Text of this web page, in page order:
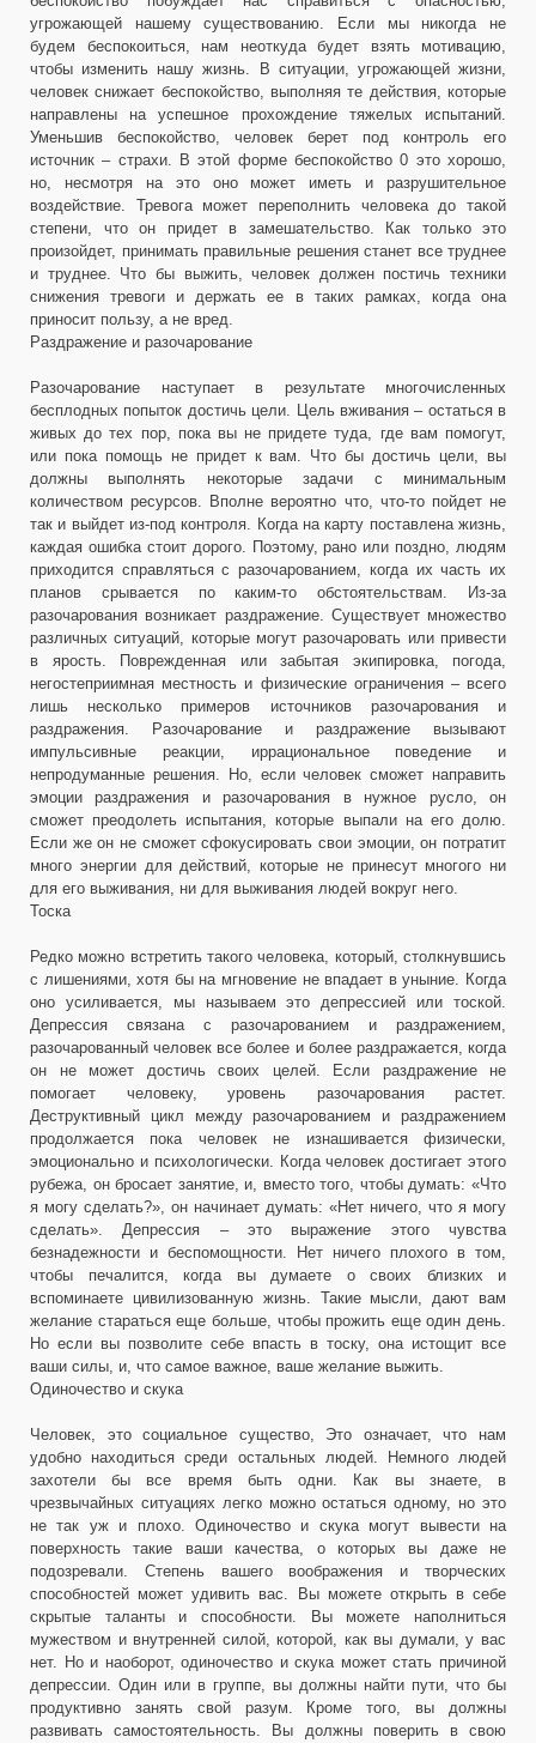
угрожающей нашему существованию. Если мы никогда не
будем беспокоиться, нам неоткуда будет взять мотивацию,
чтобы изменить нашу жизнь. В ситуации, угрожающей жизни,
человек снижает беспокойство, выполняя те действия, которые
направлены на успешное прохождение тяжелых испытаний.
Уменьшив беспокойство, человек берет под контроль его
источник – страхи. В этой форме беспокойство 0 это хорошо,
но, несмотря на это оно может иметь и разрушительное
воздействие. Тревога может переполнить человека до такой
степени, что он придет в замешательство. Как только это
произойдет, принимать правильные решения станет все труднее
и труднее. Что бы выжить, человек должен постичь техники
снижения тревоги и держать ее в таких рамках, когда она
приносит пользу, а не вред.
Раздражение и разочарование
Разочарование наступает в результате многочисленных
бесплодных попыток достичь цели. Цель вживания – остаться в
живых до тех пор, пока вы не придете туда, где вам помогут,
или пока помощь не придет к вам. Что бы достичь цели, вы
должны выполнять некоторые задачи с минимальным
количеством ресурсов. Вполне вероятно что, что-то пойдет не
так и выйдет из-под контроля. Когда на карту поставлена жизнь,
каждая ошибка стоит дорого. Поэтому, рано или поздно, людям
приходится справляться с разочарованием, когда их часть их
планов срывается по каким-то обстоятельствам. Из-за
разочарования возникает раздражение. Существует множество
различных ситуаций, которые могут разочаровать или привести
в ярость. Поврежденная или забытая экипировка, погода,
негостеприимная местность и физические ограничения – всего
лишь несколько примеров источников разочарования и
раздражения. Разочарование и раздражение вызывают
импульсивные реакции, иррациональное поведение и
непродуманные решения. Но, если человек сможет направить
эмоции раздражения и разочарования в нужное русло, он
сможет преодолеть испытания, которые выпали на его долю.
Если же он не сможет сфокусировать свои эмоции, он потратит
много энергии для действий, которые не принесут многого ни
для его выживания, ни для выживания людей вокруг него.
Тоска
Редко можно встретить такого человека, который, столкнувшись
с лишениями, хотя бы на мгновение не впадает в уныние. Когда
оно усиливается, мы называем это депрессией или тоской.
Депрессия связана с разочарованием и раздражением,
разочарованный человек все более и более раздражается, когда
он не может достичь своих целей. Если раздражение не
помогает человеку, уровень разочарования растет.
Деструктивный цикл между разочарованием и раздражением
продолжается пока человек не изнашивается физически,
эмоционально и психологически. Когда человек достигает этого
рубежа, он бросает занятие, и, вместо того, чтобы думать: «Что
я могу сделать?», он начинает думать: «Нет ничего, что я могу
сделать». Депрессия – это выражение этого чувства
безнадежности и беспомощности. Нет ничего плохого в том,
чтобы печалится, когда вы думаете о своих близких и
вспоминаете цивилизованную жизнь. Такие мысли, дают вам
желание стараться еще больше, чтобы прожить еще один день.
Но если вы позволите себе впасть в тоску, она истощит все
ваши силы, и, что самое важное, ваше желание выжить.
Одиночество и скука
Человек, это социальное существо, Это означает, что нам
удобно находиться среди остальных людей. Немного людей
захотели бы все время быть одни. Как вы знаете, в
чрезвычайных ситуациях легко можно остаться одному, но это
не так уж и плохо. Одиночество и скука могут вывести на
поверхность такие ваши качества, о которых вы даже не
подозревали. Степень вашего воображения и творческих
способностей может удивить вас. Вы можете открыть в себе
скрытые таланты и способности. Вы можете наполниться
мужеством и внутренней силой, которой, как вы думали, у вас
нет. Но и наоборот, одиночество и скука может стать причиной
депрессии. Один или в группе, вы должны найти пути, что бы
продуктивно занять свой разум. Кроме того, вы должны
развивать самостоятельность. Вы должны поверить в свою